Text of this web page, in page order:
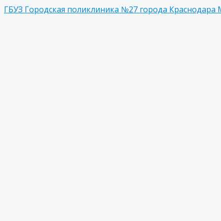
ГБУЗ Городская поликлиника №27 города Краснодара